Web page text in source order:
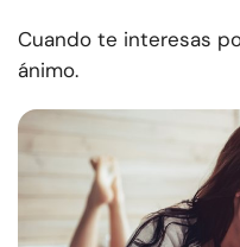
Cuando te interesas
ánimo.